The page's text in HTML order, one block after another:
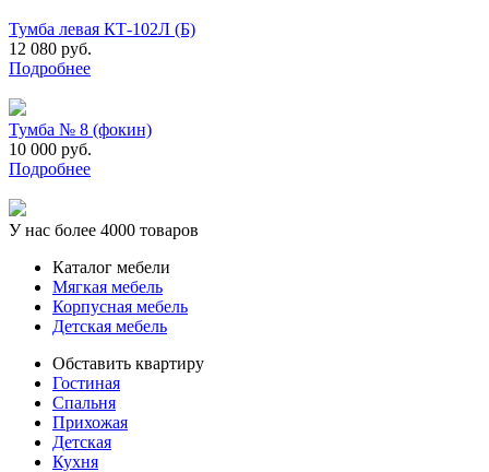
Тумба левая КТ-102Л (Б)
12 080 руб.
Подробнее
Тумба № 8 (фокин)
10 000 руб.
Подробнее
У нас более 4000 товаров
Каталог мебели
Мягкая мебель
Корпусная мебель
Детская мебель
Обставить квартиру
Гостиная
Спальня
Прихожая
Детская
Кухня